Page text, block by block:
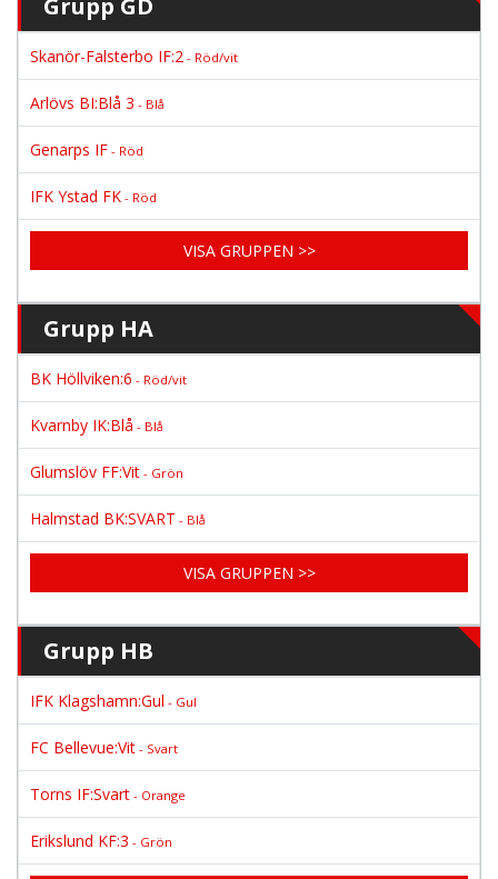
Grupp GD
Skanör-Falsterbo IF:2 - Röd/vit
Arlövs BI:Blå 3 - Blå
Genarps IF - Röd
IFK Ystad FK - Röd
VISA GRUPPEN >>
Grupp HA
BK Höllviken:6 - Röd/vit
Kvarnby IK:Blå - Blå
Glumslöv FF:Vit - Grön
Halmstad BK:SVART - Blå
VISA GRUPPEN >>
Grupp HB
IFK Klagshamn:Gul - Gul
FC Bellevue:Vit - Svart
Torns IF:Svart - Orange
Erikslund KF:3 - Grön